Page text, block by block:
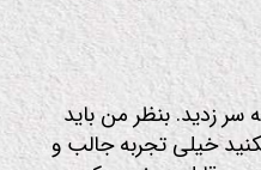
زدید. بنظر من باید
خیلی تجربه جالب و